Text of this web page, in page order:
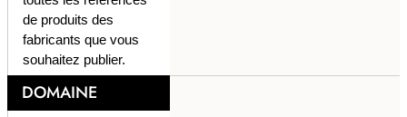
de produits des
fabricants que vous
souhaitez publier.
DOMAINE